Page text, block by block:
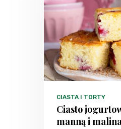
CIASTA I TORTY
Ciasto
manną i